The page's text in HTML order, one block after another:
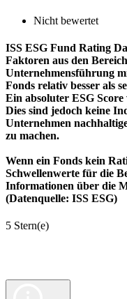
Nicht bewertet
ISS ESG Fund Rating
Faktoren aus den
Unternehmensführung
Fonds relativ besser als
Ein absoluter ESG
Dies sind jedoch keine
Unternehmen
zu machen.
Wenn ein Fonds kein
Schwellenwerte für die
Informationen über die
(Datenquelle: ISS ESG)
5 Stern(e)